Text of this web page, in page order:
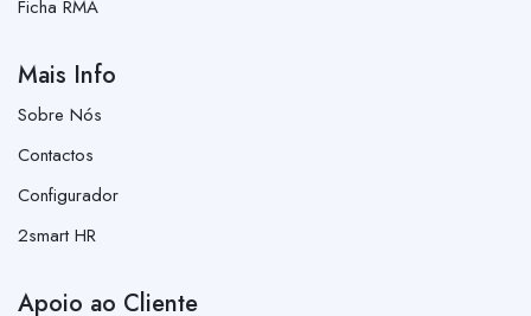
Ficha RMA
Mais Info
Sobre Nós
Contactos
Configurador
2smart HR
Apoio ao Cliente